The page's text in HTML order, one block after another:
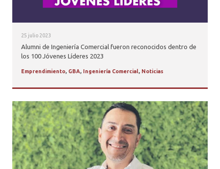
25 julio 2023
Alumni de Ingeniería Comercial fueron reconocidos dentro de
los 100 Jóvenes Líderes 2023
Emprendimiento, GBA, Ingeniería Comercial, Noticias